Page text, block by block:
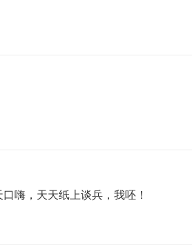
嗨，天天纸上谈兵，我呸！